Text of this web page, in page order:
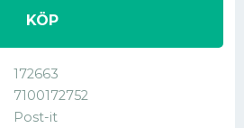
KÖP
172663
7100172752
Post-it